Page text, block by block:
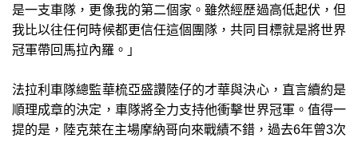
是一支車隊，更像我的第二個家。雖然經歷過高低起伏，但
我比以往任何時候都更信任這個團隊，共同目標就是將世界
冠軍帶回馬拉內羅。」
法拉利車隊總監華梳亞盛讚陸仔的才華與決心，直言續約是
順理成章的決定，車隊將全力支持他衝擊世界冠軍。值得一
提的是，陸克萊在主場摩納哥向來戰績不錯，過去6年曾3次